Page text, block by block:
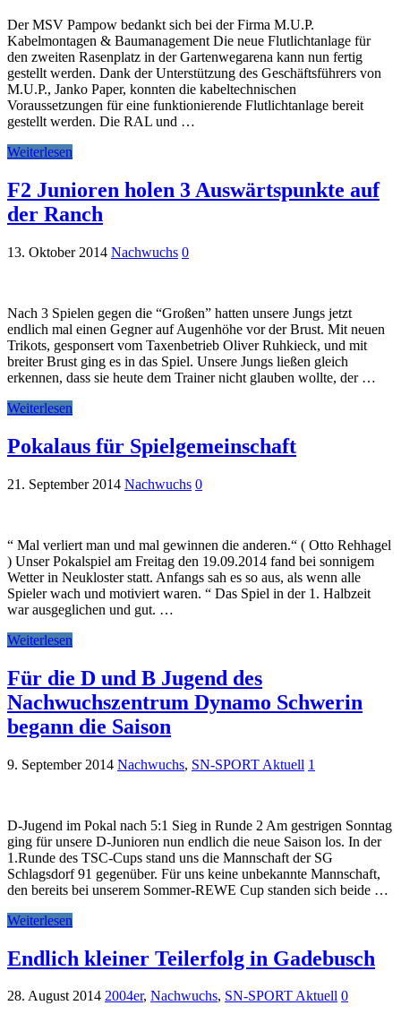
Der MSV Pampow bedankt sich bei der Firma M.U.P.
Kabelmontagen & Baumanagement Die neue Flutlichtanlage für
den zweiten Rasenplatz in der Gartenwegarena kann nun fertig
gestellt werden. Dank der Unterstützung des Geschäftsführers von
M.U.P., Janko Paper, konnten die kabeltechnischen
Voraussetzungen für eine funktionierende Flutlichtanlage bereit
gestellt werden. Die RAL und …
Weiterlesen
F2 Junioren holen 3 Auswärtspunkte auf
der Ranch
13. Oktober 2014 Nachwuchs 0
Nach 3 Spielen gegen die “Großen” hatten unsere Jungs jetzt
endlich mal einen Gegner auf Augenhöhe vor der Brust. Mit neuen
Trikots, gesponsert vom Taxenbetrieb Oliver Ruhkieck, und mit
breiter Brust ging es in das Spiel. Unsere Jungs ließen gleich
erkennen, dass sie heute dem Trainer nicht glauben wollte, der …
Weiterlesen
Pokalaus für Spielgemeinschaft
21. September 2014 Nachwuchs 0
“ Mal verliert man und mal gewinnen die anderen.“ ( Otto Rehhagel
) Unser Pokalspiel am Freitag den 19.09.2014 fand bei sonnigem
Wetter in Neukloster statt. Anfangs sah es so aus, als wenn alle
Spieler wach und motiviert waren. “ Das Spiel in der 1. Halbzeit
war ausgeglichen und gut. …
Weiterlesen
Für die D und B Jugend des
Nachwuchszentrum Dynamo Schwerin
begann die Saison
9. September 2014 Nachwuchs, SN-SPORT Aktuell 1
D-Jugend im Pokal nach 5:1 Sieg in Runde 2 Am gestrigen Sonntag
ging für unsere D-Junioren nun endlich die neue Saison los. In der
1.Runde des TSC-Cups stand uns die Mannschaft der SG
Schlagsdorf 91 gegenüber. Für uns keine unbekannte Mannschaft,
den bereits bei unserem Sommer-REWE Cup standen sich beide …
Weiterlesen
Endlich kleiner Teilerfolg in Gadebusch
28. August 2014 2004er, Nachwuchs, SN-SPORT Aktuell 0